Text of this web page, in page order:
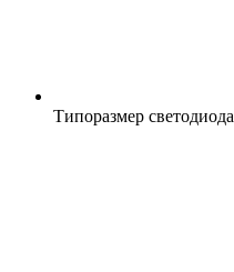
Типоразмер светодиода